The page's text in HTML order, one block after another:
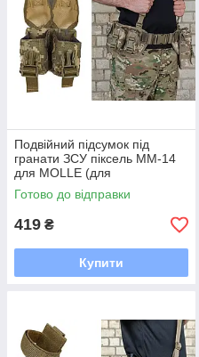
Подвійний підсумок під
гранати ЗСУ піксель MM-14
для MOLLE (для
розвантаження, жилета,
РПС)
Готово до відправки
419 ₴
Купити